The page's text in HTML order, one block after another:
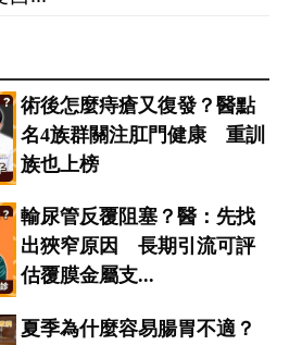
術後怎麼痔瘡又復發？醫點
名4族群關注肛門健康 重訓
族也上榜
輸尿管反覆阻塞？醫：先找
出狹窄原因 長期引流可評
估覆膜金屬支...
夏季為什麼容易腸胃不適？